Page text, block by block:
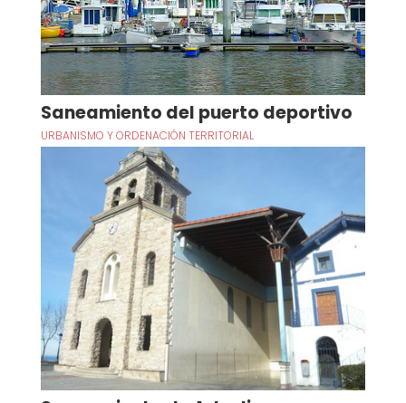
Saneamiento del puerto deportivo
URBANISMO Y ORDENACIÓN TERRITORIAL